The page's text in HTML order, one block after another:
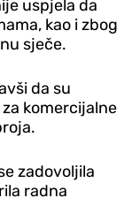
uspjela da
kao i zbog
sječe.
da su
komercijalne
zadovoljila
radna